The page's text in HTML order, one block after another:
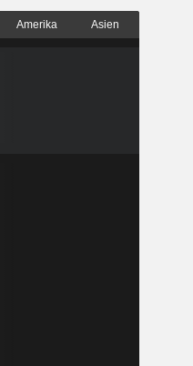
Amerika Asien